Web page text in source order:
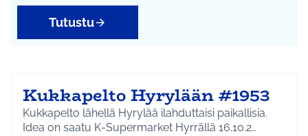
Tutustu
Kukkapelto Hyrylään #1953
Kukkapelto lähellä Hyrylää ilahduttaisi paikallisia.
Idea on saatu K-Supermarket Hyrrällä 16.10.2…